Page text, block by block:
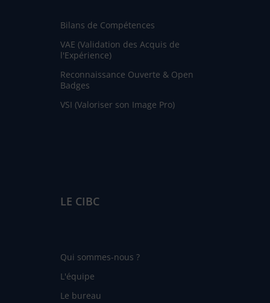
Bilans de Compétences
VAE (Validation des Acquis de
l'Expérience)
Reconnaissance Ouverte & Open
Badges
VSI (Valoriser son Image Pro)
LE CIBC
Qui sommes-nous ?
L'équipe
Le bureau